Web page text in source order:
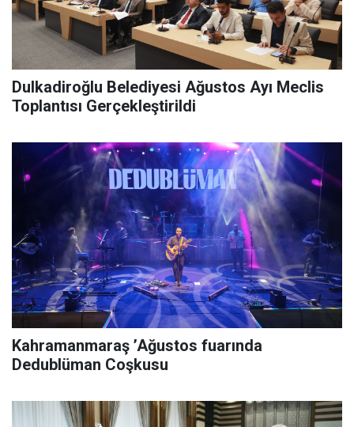
Dulkadiroğlu Belediyesi Ağustos Ayı Meclis
Toplantısı Gerçekleştirildi
Kahramanmaraş ’Ağustos fuarında
Dedublüman Coşkusu